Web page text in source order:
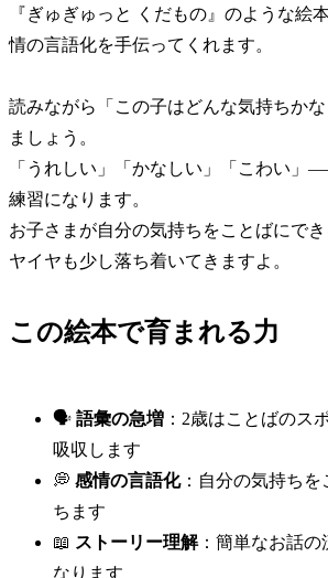
『ぎゅぎゅっと くだもの』のような絵
情の言語化を手伝ってくれます。
読みながら「この子はどんな気持ちか
ましょう。
「うれしい」「かなしい」「こわい」
練習になります。
お子さまが自分の気持ちをことばにで
ヤイヤも少し落ち着いてきますよ。
この絵本で育まれる力
🗣️ 語彙の急増 ：2歳はことばのス
吸収します
💭 感情の言語化：自分の気持ちを
ちます
📖 ストーリー理解：簡単なお話の
なります